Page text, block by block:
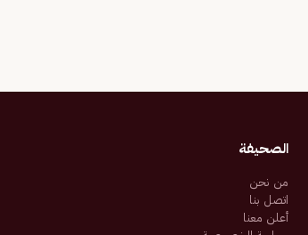
الصحيفة
من نحن
اتصل بنا
أعلن معنا